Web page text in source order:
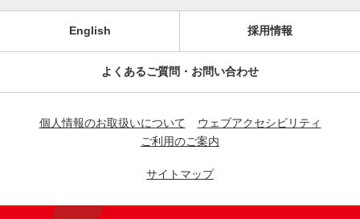
English 採用情報
よくあるご質問・お問い合わせ
個人情報のお取扱いについて
ウェブアクセシビリティ
ご利用のご案内
サイトマップ